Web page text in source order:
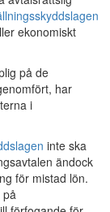
ekonomiskt
på de
har
i
inte ska
ändock
för mistad lön.
på